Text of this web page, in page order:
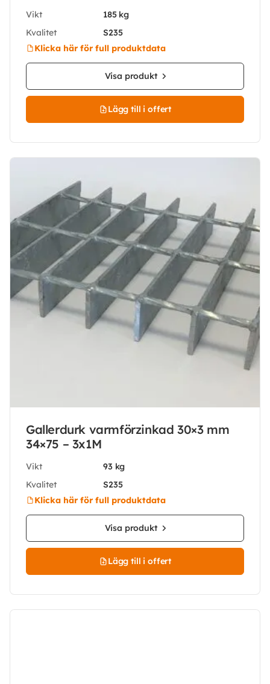
Vikt
185 kg
Kvalitet
S235
Klicka här för full produktdata
Visa produkt
Lägg till i offert
Gallerdurk varmförzinkad 30×3 mm
34×75 – 3x1M
Vikt
93 kg
Kvalitet
S235
Klicka här för full produktdata
Visa produkt
Lägg till i offert